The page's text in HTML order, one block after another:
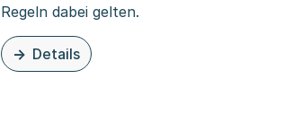
Regeln dabei gelten.
Details
zu dieser Organisationsseite: Güterumschlag